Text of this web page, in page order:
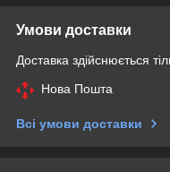
Умови доставки
Доставка здійснюється
Нова Пошта
Всі умови доставки